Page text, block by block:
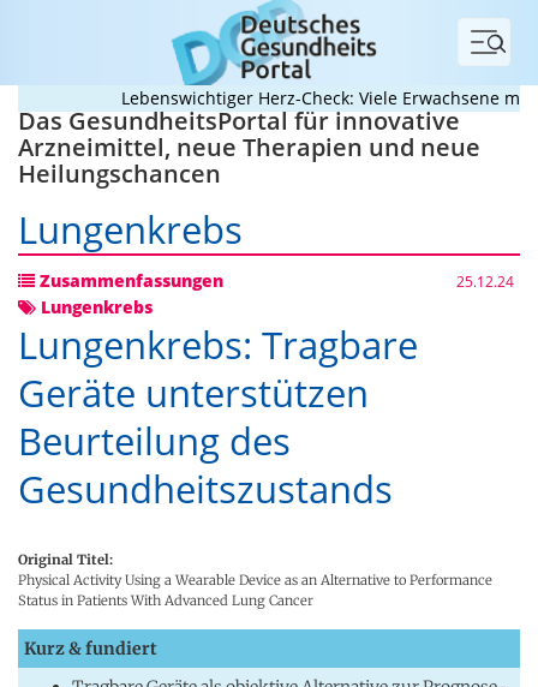
Menü
Lebenswichtiger Herz-Check: Viele Erwachsene mit
Das GesundheitsPortal für innovative
Arzneimittel, neue Therapien und neue
Heilungschancen
Lungenkrebs
Zusammenfassungen 25.12.24
Lungenkrebs
Lungenkrebs: Tragbare
Geräte unterstützen
Beurteilung des
Gesundheitszustands
Original Titel:
Physical Activity Using a Wearable Device as an Alternative to Performance
Status in Patients With Advanced Lung Cancer
Kurz & fundiert